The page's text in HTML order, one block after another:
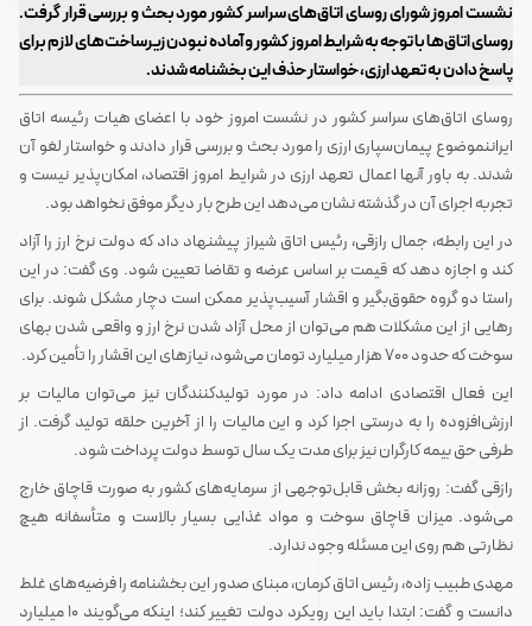
نشست امروز شورای روسای اتاق‌های سراسر کشور مورد بحث و بررسی قرار گرفت.
روسای اتاق‌ها با توجه به شرایط امروز کشور و آماده نبودن زیرساخت‌های لازم برای
پاسخ دادن به تعهد ارزی، خواستار حذف این بخشنامه شدند.
روسای اتاق‌های سراسر کشور در نشست امروز خود با اعضای هیات رئیسه اتاق
ایراننموضوع پیمان‌سپاری ارزی را مورد بحث و بررسی قرار دادند و خواستار لغو آن
شدند. به باور آنها اعمال تعهد ارزی در شرایط امروز اقتصاد، امکان‌پذیر نیست و
تجربه اجرای آن در گذشته نشان می‌دهد این طرح بار دیگر موفق نخواهد بود.
در این رابطه، جمال رازقی، رئیس اتاق شیراز پیشنهاد داد که دولت نرخ ارز را آزاد
کند و اجازه دهد که قیمت بر اساس عرضه و تقاضا تعیین شود. وی گفت: در این
راستا دو گروه حقوق‌بگیر و اقشار آسیب‌پذیر ممکن است دچار مشکل شوند. برای
رهایی از این مشکلات هم می‌توان از محل آزاد شدن نرخ ارز و واقعی شدن بهای
سوخت که حدود 700 هزار میلیارد تومان می‌شود، نیازهای این اقشار را تأمین کرد.
این فعال اقتصادی ادامه داد: در مورد تولیدکنندگان نیز می‌توان مالیات بر
ارزش‌افزوده را به درستی اجرا کرد و این مالیات را از آخرین حلقه تولید گرفت. از
طرفی حق بیمه کارگران نیز برای مدت یک سال توسط دولت پرداخت شود.
رازقی گفت: روزانه بخش قابل‌توجهی از سرمایه‌های کشور به صورت قاچاق خارج
می‌شود. میزان قاچاق سوخت و مواد غذایی بسیار بالاست و متأسفانه هیچ
نظارتی هم روی این مسئله وجود ندارد.
مهدی طبیب زاده، رئیس اتاق کرمان، مبنای صدور این بخشنامه را فرضیه‌های غلط
دانست و گفت: ابتدا باید این رویکرد دولت تغییر کند؛ اینکه می‌گویند 10 میلیارد